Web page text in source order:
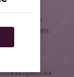
гнущимся
мягким и
текстуру,
и
присоска